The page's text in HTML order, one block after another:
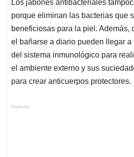
Los jabones antibacteriales
porque eliminan las bacterias que
beneficiosas para la piel. Además,
el bañarse a diario pueden llegar a
del sistema inmunológico para
el ambiente externo y sus
para crear anticuerpos protectores.
Anuncios.